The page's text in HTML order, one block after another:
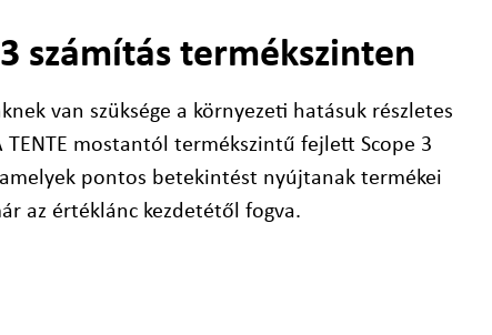
3 számítás termékszinten
van szüksége a környezeti hatásuk részletes
mostantól termékszintű fejlett Scope 3
pontos betekintést nyújtanak termékei
az értéklánc kezdetétől fogva.